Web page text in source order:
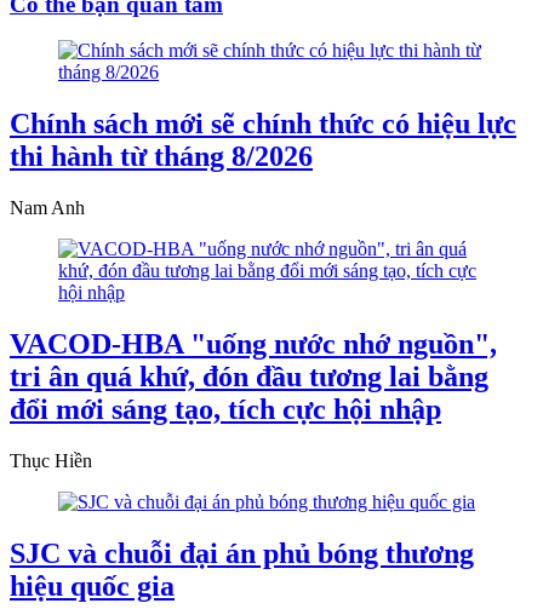
Chính sách mới sẽ chính thức có hiệu lực
thi hành từ tháng 8/2026
Nam Anh
VACOD-HBA "uống nước nhớ nguồn",
tri ân quá khứ, đón đầu tương lai bằng
đổi mới sáng tạo, tích cực hội nhập
Thục Hiền
SJC và chuỗi đại án phủ bóng thương
hiệu quốc gia